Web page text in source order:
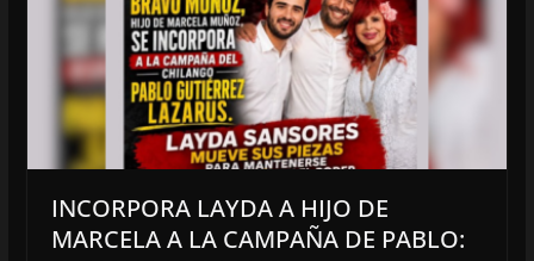
INCORPORA LAYDA A HIJO DE
MARCELA A LA CAMPAÑA DE PABLO: